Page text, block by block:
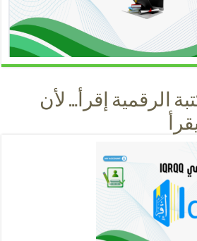
الرقمية إقرأ… لأن